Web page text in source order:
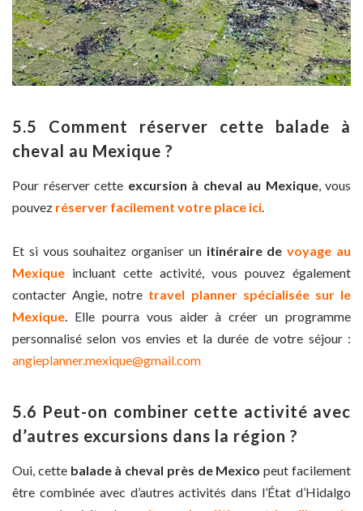
5.5 Comment réserver cette balade à
cheval au Mexique ?
Pour réserver cette excursion à cheval au Mexique, vous
pouvez réserver facilement votre place ici
Et si vous souhaitez organiser un itinéraire devoyage au
Mexique incluant cette activité, vous pouvez également
contacter Angie, notre travel planner spécialisée sur le
Mexique. Elle pourra vous aider à créer un programme
personnalisé selon vos envies et la durée de votre séjour :
angieplanner.mexique@gmail.com
5.6 Peut-on combiner cette activité avec
d’autres excursions dans la région ?
Oui, cette balade à cheval près de Mexico peut facilement
être combinée avec d’autres activités dans l’État d’Hidalgo